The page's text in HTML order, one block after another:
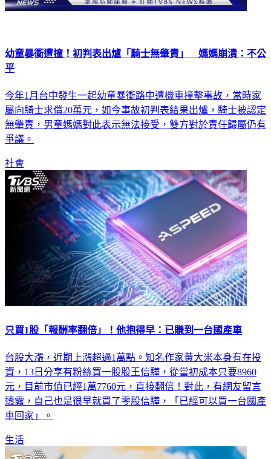
幼童暴衝遭撞！初判表出爐「騎士無肇責」 媽媽崩潰：不公
平
今年1月台中發生一起幼童暴衝路中遭機車撞擊事故，當時家
屬向騎士求償20萬元，如今事故初判表結果出爐，騎士被認定
無肇責，男童媽媽對此表示無法接受，雙方對於責任歸屬仍有
爭議。
社會
只買1股「報酬率翻倍」！他抱得早：已賺到一台國產車
台股大漲，近期上漲超過1萬點。知名作家黃大米本身有在投
資，13日分享有粉絲買一股股王信驊，從當初成本只要8960
元，目前市值已經1萬7760元，直接翻倍！對此，有網友留言
透露，自己也是很早就買了零股信驊，「已經可以買一台國產
車回家」。
生活